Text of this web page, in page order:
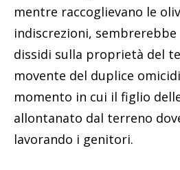
mentre raccoglievano le
indiscrezioni,
dissidi sulla proprietà del
movente del duplice
momento in cui il figlio
allontanato dal terreno
lavorando i genitori.